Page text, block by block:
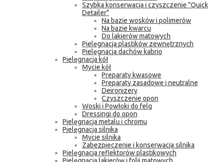
Szybka konserwacja i czyszczenie "Quick
Detailer"
Na bazie wosków i polimerów
Na bazie kwarcu
Do lakierów matowych
Pielęgnacja plastików zewnętrznych
Pielęgnacja dachów kabrio
Pielęgnacja kół
Mycie kół
Preparaty kwasowe
Preparaty zasadowe i neutralne
Deironizery
Czyszczenie opon
Woski i Powłoki do felg
Dressingi do opon
Pielęgnacja metalu i chromu
Pielęgnacja silnika
Mycie silnika
Zabezpieczenie i konserwacja silnika
Pielęgnacja reflektorów plastikowych